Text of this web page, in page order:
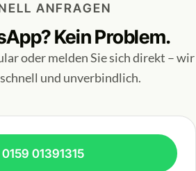
ANFRAGEN
Kein Problem.
oder melden Sie sich direkt – wir
und unverbindlich.
01391315